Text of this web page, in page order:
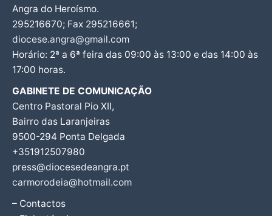
Angra do Heroísmo.
295216670; Fax 295216661;
diocese.angra@gmail.com
Horário: 2ª a 6ª feira das 09:00 às 13:00 e das 14:00 às
17:00 horas.
GABINETE DE COMUNICAÇÃO
Centro Pastoral Pio XII,
Bairro das Laranjeiras
9500-294 Ponta Delgada
+351912507980
press@diocesedeangra.pt
carmorodeia@hotmail.com
– Contactos